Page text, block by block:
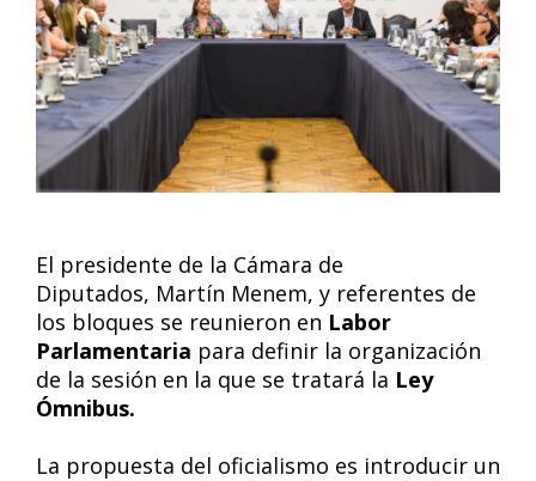
El presidente de la Cámara de
Diputados, Martín Menem, y referentes de
los bloques se reunieron en Labor
Parlamentaria para definir la organización
de la sesión en la que se tratará la Ley
Ómnibus.
La propuesta del oficialismo es introducir un